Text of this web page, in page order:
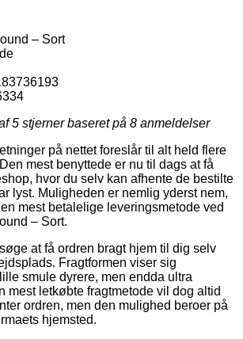
– Sort
5 stjerner baseret på 8 anmeldelser
på nettet foreslår til alt held flere
mest benyttede er nu til dags at få
hvor du selv kan afhente de bestilte
lyst. Muligheden er nemlig yderst nem,
mest betalelige leveringsmetode ved
– Sort.
at få ordren bragt hjem til dig selv
Fragtformen viser sig
smule dyrere, men endda ultra
mest letkøbte fragtmetode vil dog altid
ordren, men den mulighed beroer på
hjemsted.